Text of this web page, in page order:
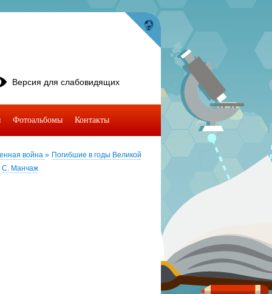
война » Погибшие в годы Великой
С. Манчаж
Версия для слабовидящих
Фотоальбомы Контакты